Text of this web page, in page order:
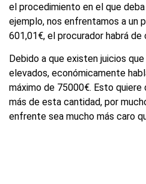
el procedimiento en el que deba
ejemplo, nos enfrentamos a un
601,01€, el procurador habrá de
Debido a que existen juicios
elevados, económicamente
máximo de 75000€. Esto
más de esta cantidad, por
enfrente sea mucho más caro